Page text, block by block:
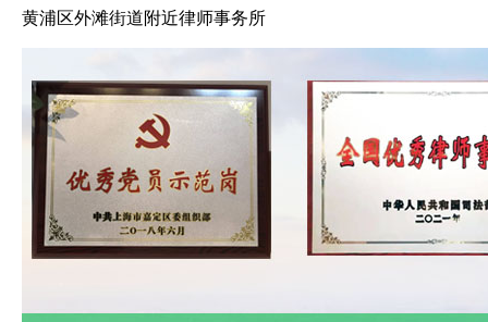
黄浦区外滩街道附近律师事务所